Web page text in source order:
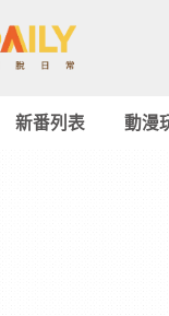
新番列表 動漫